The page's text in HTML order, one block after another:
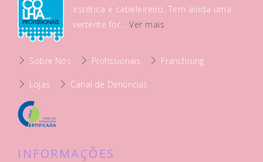
estética e cabeleireiro. Tem ainda uma
vertente for...Ver mais
Sobre Nós Profissionais Franchising
Lojas Canal de Denúncias
INFORMAÇÕES